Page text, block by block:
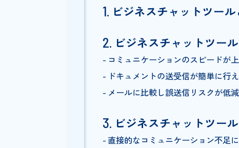
Index
ビジネスチャット
ビジネスチャット
コミュニケーションのスピ